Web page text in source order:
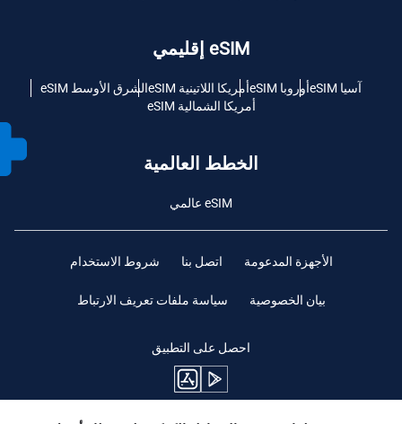
eSIM إقليمي
آسيا eSIM أوروبا eSIM أمريكا اللاتينية eSIM
الشرق الأوسط eSIM
أمريكا الشمالية eSIM
الخطط العالمية
eSIM عالمي
الأجهزة المدعومة اتصل بنا شروط الاستخدام
بيان الخصوصية سياسة ملفات تعريف الارتباط
احصل على التطبيق